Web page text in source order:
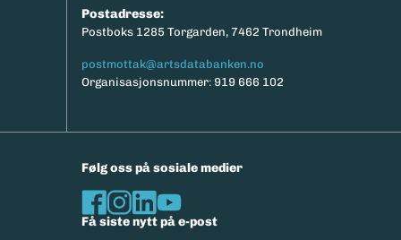
Postadresse:
Postboks 1285 Torgarden, 7462 Trondheim
postmottak@artsdatabanken.no
Organisasjonsnummer: 919 666 102
Følg oss på sosiale medier
Få siste nytt på e-post